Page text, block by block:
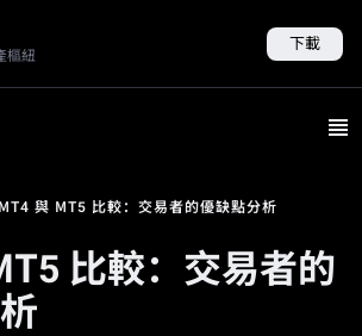
樞紐
下載
MT4 與 MT5 比較：交易者的優缺點分析
比較：交易者的